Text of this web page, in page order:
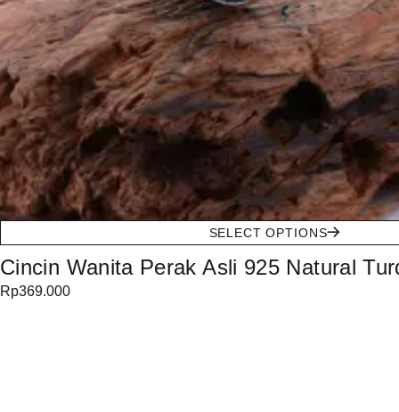
SELECT OPTIONS
Cincin Wanita Perak Asli 925 Natural
Rp369.000